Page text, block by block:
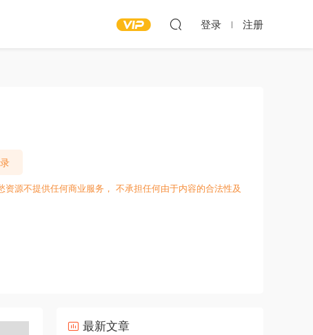
登录 注册
源不提供任何商业服务， 不承担任何由于内容的合法性及
最新文章